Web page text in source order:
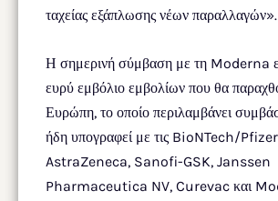
ταχείας εξάπλωσης νέων παραλλαγών».
Η σημερινή σύμβαση με τη Moderna
ευρύ εμβόλιο εμβολίων που θα
Ευρώπη, το οποίο περιλαμβάνει
ήδη υπογραφεί με τις BioNTech/
AstraZeneca, Sanofi-GSK, Janssen
Pharmaceutica NV, Curevac και